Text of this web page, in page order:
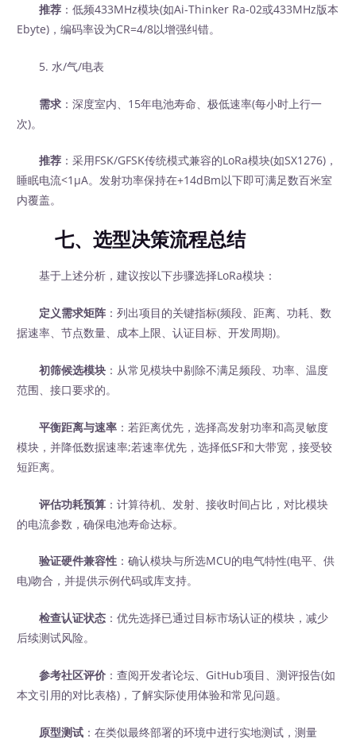
推荐 ：低频433MHz模块(如Ai-Thinker Ra-02或433MHz版本
Ebyte)，编码率设为CR=4/8以增强纠错。
5. 水/气/电表
需求 ：深度室内、15年电池寿命、极低速率(每小时上行一
次)。
推荐 ：采用FSK/GFSK传统模式兼容的LoRa模块(如SX1276)，
睡眠电流<1μA。发射功率保持在+14dBm以下即可满足数百米室
内覆盖。
七、选型决策流程总结
基于上述分析，建议按以下步骤选择LoRa模块：
定义需求矩阵 ：列出项目的关键指标(频段、距离、功耗、数
据速率、节点数量、成本上限、认证目标、开发周期)。
初筛候选模块 ：从常见模块中剔除不满足频段、功率、温度
范围、接口要求的。
平衡距离与速率 ：若距离优先，选择高发射功率和高灵敏度
模块，并降低数据速率;若速率优先，选择低SF和大带宽，接受较
短距离。
评估功耗预算 ：计算待机、发射、接收时间占比，对比模块
的电流参数，确保电池寿命达标。
验证硬件兼容性 ：确认模块与所选MCU的电气特性(电平、供
电)吻合，并提供示例代码或库支持。
检查认证状态 ：优先选择已通过目标市场认证的模块，减少
后续测试风险。
参考社区评价 ：查阅开发者论坛、GitHub项目、测评报告(如
本文引用的对比表格)，了解实际使用体验和常见问题。
原型测试 ：在类似最终部署的环境中进行实地测试，测量